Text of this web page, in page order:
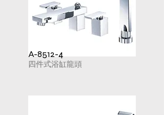
A-8512-4
四件式浴缸龍頭